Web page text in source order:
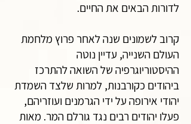
לדורות הבאים את החיים.
קרוב לשמונים שנה לאחר פרוץ מלחמת
העולם השנייה, עדיין נוטה
ההיסטוריוגרפיה של השואה להתרכז
ביהודים כקורבנות, למרות שלצד השמדת
יהודי אירופה על ידי הגרמנים ועוזריהם,
פעלו יהודים רבים נגד גורלם המר. מאות